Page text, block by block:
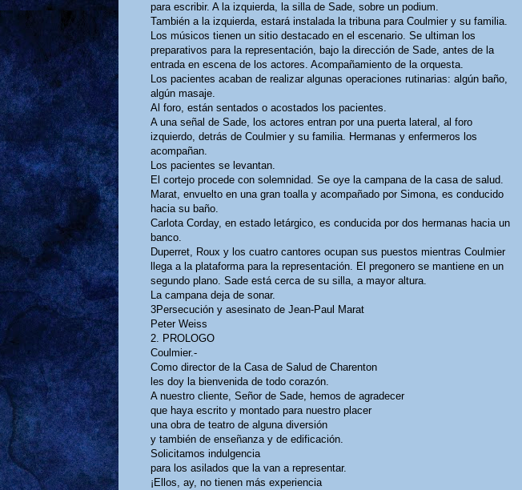
para escribir. A la izquierda, la silla de Sade, sobre un podium.
También a la izquierda, estará instalada la tribuna para Coulmier y su familia.
Los músicos tienen un sitio destacado en el escenario. Se ultiman los
preparativos para la representación, bajo la dirección de Sade, antes de la
entrada en escena de los actores. Acompañamiento de la orquesta.
Los pacientes acaban de realizar algunas operaciones rutinarias: algún baño,
algún masaje.
Al foro, están sentados o acostados los pacientes.
A una señal de Sade, los actores entran por una puerta lateral, al foro
izquierdo, detrás de Coulmier y su familia. Hermanas y enfermeros los
acompañan.
Los pacientes se levantan.
El cortejo procede con solemnidad. Se oye la campana de la casa de salud.
Marat, envuelto en una gran toalla y acompañado por Simona, es conducido
hacia su baño.
Carlota Corday, en estado letárgico, es conducida por dos hermanas hacia un
banco.
Duperret, Roux y los cuatro cantores ocupan sus puestos mientras Coulmier
llega a la plataforma para la representación. El pregonero se mantiene en un
segundo plano. Sade está cerca de su silla, a mayor altura.
La campana deja de sonar.
3Persecución y asesinato de Jean-Paul Marat
Peter Weiss
2. PROLOGO
Coulmier.-
Como director de la Casa de Salud de Charenton
les doy la bienvenida de todo corazón.
A nuestro cliente, Señor de Sade, hemos de agradecer
que haya escrito y montado para nuestro placer
una obra de teatro de alguna diversión
y también de enseñanza y de edificación.
Solicitamos indulgencia
para los asilados que la van a representar.
¡Ellos, ay, no tienen más experiencia